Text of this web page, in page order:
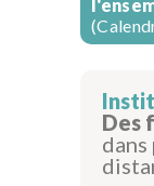
Des
dans